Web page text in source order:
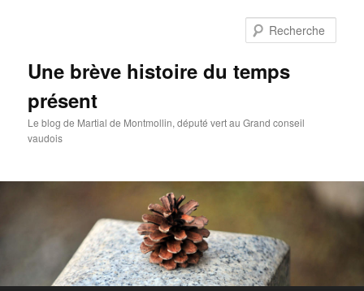
Une brève histoire du temps
présent
Le blog de Martial de Montmollin, député vert au Grand conseil
vaudois